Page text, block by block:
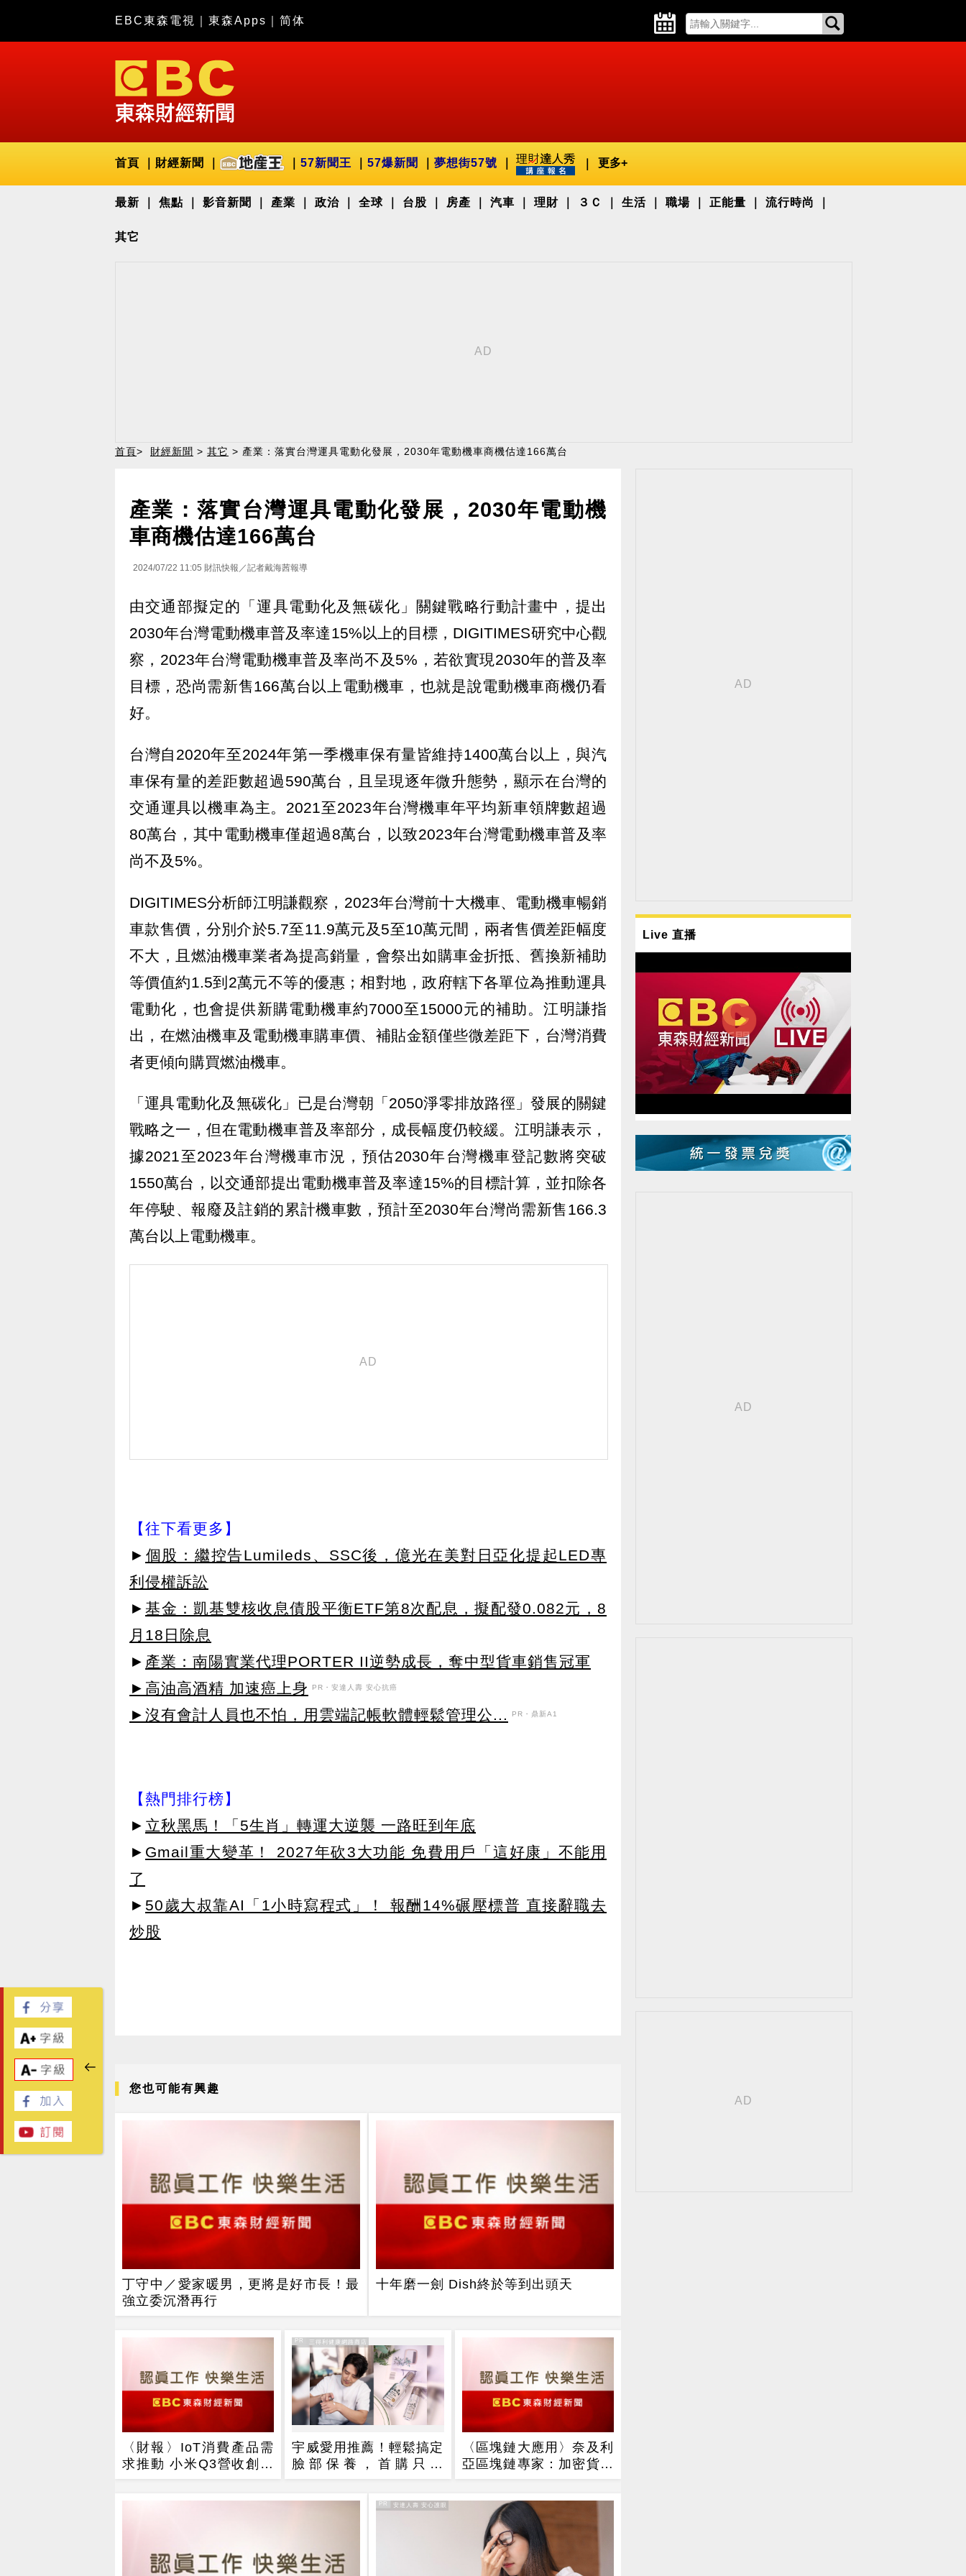
EBC東森電視 東森Apps 简体
首頁 財經新聞 57新聞王 57爆新聞 夢想街57號 更多+
最新 焦點 影音新聞 產業 政治 全球 台股 房產 汽車 理財 ３Ｃ 生活 職場 正能量 流行時尚
其它
首頁> 財經新聞 > 其它 > 產業：落實台灣運具電動化發展，2030年電動機車商機估達166萬台
產業：落實台灣運具電動化發展，2030年電動機
車商機估達166萬台
2024/07/22 11:05 財訊快報／記者戴海茜報導
由交通部擬定的「運具電動化及無碳化」關鍵戰略行動計畫中，提出
2030年台灣電動機車普及率達15%以上的目標，DIGITIMES研究中心觀
察，2023年台灣電動機車普及率尚不及5%，若欲實現2030年的普及率
目標，恐尚需新售166萬台以上電動機車，也就是說電動機車商機仍看
好。
台灣自2020年至2024年第一季機車保有量皆維持1400萬台以上，與汽
車保有量的差距數超過590萬台，且呈現逐年微升態勢，顯示在台灣的
交通運具以機車為主。2021至2023年台灣機車年平均新車領牌數超過
80萬台，其中電動機車僅超過8萬台，以致2023年台灣電動機車普及率
尚不及5%。
DIGITIMES分析師江明謙觀察，2023年台灣前十大機車、電動機車暢銷
車款售價，分別介於5.7至11.9萬元及5至10萬元間，兩者售價差距幅度
不大，且燃油機車業者為提高銷量，會祭出如購車金折抵、舊換新補助
等價值約1.5到2萬元不等的優惠；相對地，政府轄下各單位為推動運具
電動化，也會提供新購電動機車約7000至15000元的補助。江明謙指
出，在燃油機車及電動機車購車價、補貼金額僅些微差距下，台灣消費
者更傾向購買燃油機車。
「運具電動化及無碳化」已是台灣朝「2050淨零排放路徑」發展的關鍵
戰略之一，但在電動機車普及率部分，成長幅度仍較緩。江明謙表示，
據2021至2023年台灣機車市況，預估2030年台灣機車登記數將突破
1550萬台，以交通部提出電動機車普及率達15%的目標計算，並扣除各
年停駛、報廢及註銷的累計機車數，預計至2030年台灣尚需新售166.3
萬台以上電動機車。
【往下看更多】
► 個股：繼控告Lumileds、SSC後，億光在美對日亞化提起LED專
利侵權訴訟
► 基金：凱基雙核收息債股平衡ETF第8次配息，擬配發0.082元，8
月18日除息
► 產業：南陽實業代理PORTER II逆勢成長，奪中型貨車銷售冠軍
►高油高酒精 加速癌上身
PR・安達人壽 安心抗癌
►沒有會計人員也不怕，用雲端記帳軟體輕鬆管理公... PR・鼎新A1
【熱門排行榜】
► 立秋黑馬！「5生肖」轉運大逆襲 一路旺到年底
► Gmail重大變革！ 2027年砍3大功能 免費用戶「這好康」不能用
了
► 50歲大叔靠AI「1小時寫程式」！ 報酬14%碾壓標普 直接辭職去
炒股
您也可能有興趣
丁守中／愛家暖男，更將是好市長！最
強立委沉潛再行
十年磨一劍 Dish終於等到出頭天
〈財報〉IoT消費產品需
求推動 小米Q3營收創新
高 前三季淨利超2018全
PR
宇威愛用推薦！輕鬆搞定
臉部保養，首購只要
$390
PR・三得利健康網路商店
〈區塊鏈大應用〉奈及利
亞區塊鏈專家：加密貨幣
可以促進非洲經濟
PR
PR・安達人壽 安心護眼
Live 直播